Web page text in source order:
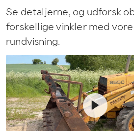
Se detaljerne, og udforsk
forskellige vinkler med
rundvisning.